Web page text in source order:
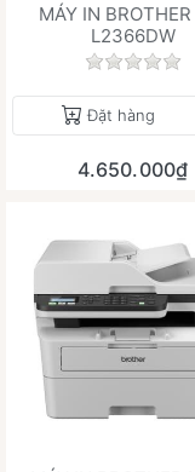
MÁY IN
L2366DW
Chưa
Đặt hàng
4.650.000₫